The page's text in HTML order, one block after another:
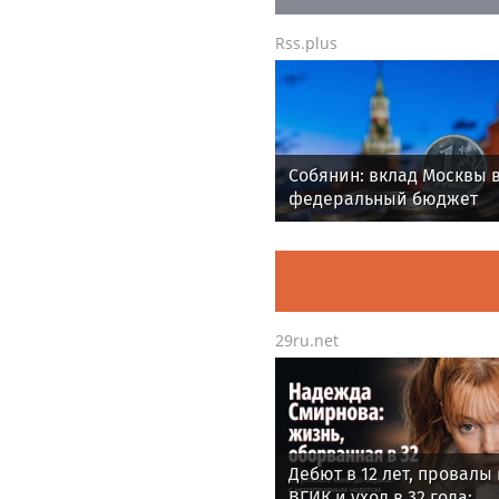
Rss.plus
Собянин: вклад Москвы
федеральный бюджет
работает на развитие
России
29ru.net
Дебют в 12 лет, провалы